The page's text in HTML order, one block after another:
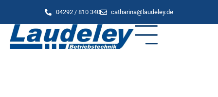
04292 / 810 340 catharina@laudeley.de